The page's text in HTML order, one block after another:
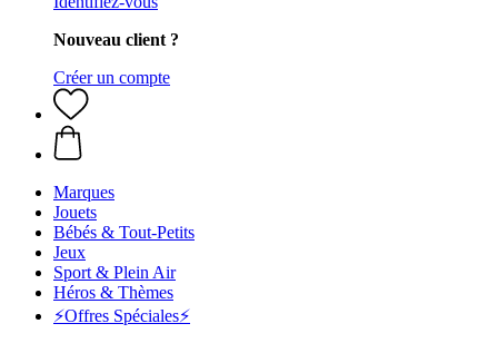
Nouveau client ?
Créer un compte
Marques
Jouets
Bébés & Tout-Petits
Jeux
Sport & Plein Air
Héros & Thèmes
⚡️Offres Spéciales⚡️